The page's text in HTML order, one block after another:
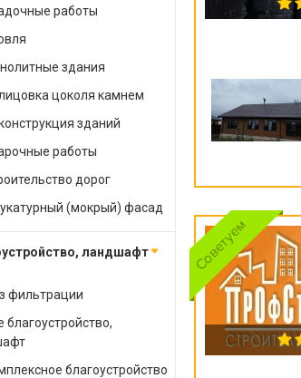
работы
здания
цоколя камнем
зданий
работы
дорог
(мокрый) фасад
ландшафт
фильтрации
благоустройство,
благоустройство